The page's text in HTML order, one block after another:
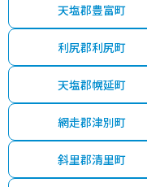
天塩郡豊富町
利尻郡利尻町
天塩郡幌延町
網走郡津別町
斜里郡清里町